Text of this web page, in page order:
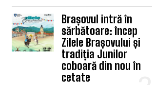
Brașovul intră în
sărbătoare: încep
Zilele Brașovului și
tradiția Junilor
coboară din nou în
cetate